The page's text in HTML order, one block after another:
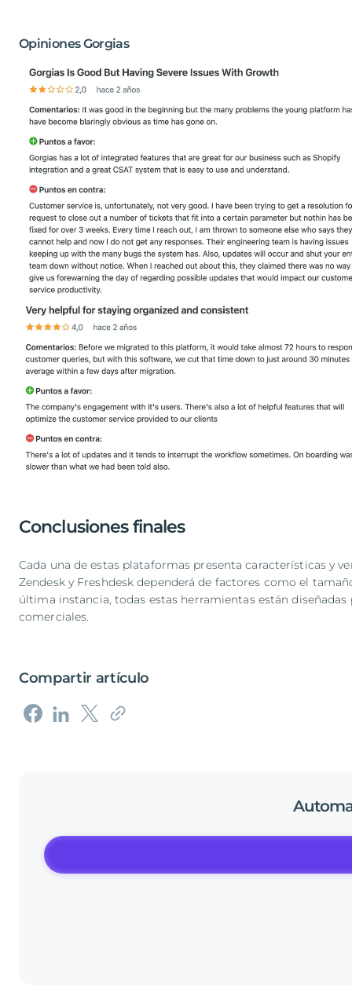
Opiniones Gorgias
Conclusiones finales
Cada una de estas plataformas presenta características y
Zendesk y Freshdesk dependerá de factores como el
última instancia, todas estas herramientas están
comerciales.
Compartir artículo